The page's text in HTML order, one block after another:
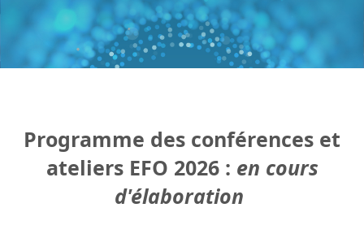
Programme des conférences et
ateliers EFO 2026 : en cours
d'élaboration